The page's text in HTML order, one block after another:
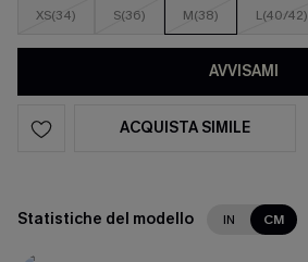
XS(34) S(36) M(38) L(40/42)
AVVISAMI
ACQUISTA SIMILE
Statistiche del modello IN CM